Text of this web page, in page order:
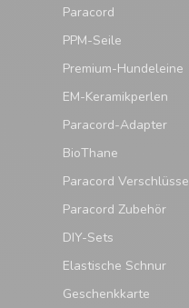
Paracord
PPM-Seile
Premium-Hundeleine
EM-Keramikperlen
Paracord-Adapter
BioThane
Paracord Verschlüsse
Paracord Zubehör
DIY-Sets
Elastische Schnur
Geschenkkarte